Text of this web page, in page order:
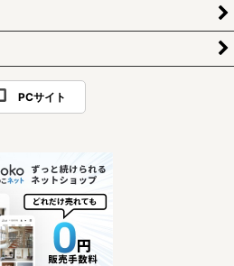
PCサイト